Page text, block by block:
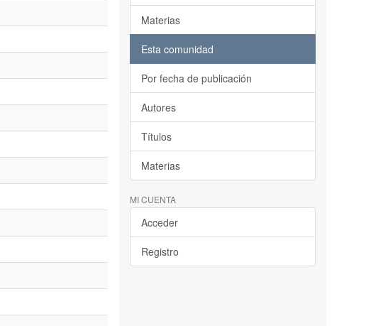
Materias
Esta comunidad
Por fecha de publicación
Autores
Títulos
Materias
MI CUENTA
Acceder
Registro